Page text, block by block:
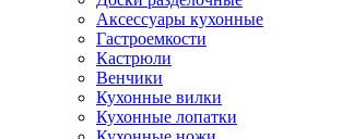
Аксессуары кухонные
Гастроемкости
Кастрюли
Венчики
Кухонные вилки
Кухонные лопатки